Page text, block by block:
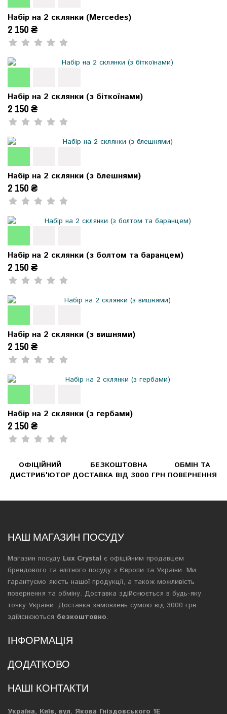
Набір на 2 склянки (Mercedes)
2 150 ₴
Набір на 2 склянки (з біткоїнами)
2 150 ₴
Набір на 2 склянки (з блешнями)
2 150 ₴
Набір на 2 склянки (з болтом та баранцем)
2 150 ₴
Набір на 2 склянки (з вишнями)
2 150 ₴
Набір на 2 склянки (з гербами)
2 150 ₴
ОФІЦІЙНИЙ
ДИСТРИБ'ЮТОР
БЕЗКОШТОВНА
ДОСТАВКА ВІД 3000 ГРН
ОБМІН ТА
ПОВЕРНЕННЯ
НАШ МАГАЗИН ПОСУДУ
Магазин посуду Lux Crystal є офіційним продавцем
брендового та елітного посуду з Європи та України. Ми
гарантуємо якість нашої продукції, а також можливість
повернення та обміну. Доставка здійснюється в будь-яку
точку України. Доставка замовлень сумою від 3000 грн
здійснюються безкоштовно.
ІНФОРМАЦІЯ
ДОДАТКОВО
НАШІ КОНТАКТИ
Україна, Київ, вул. Якова Гніздовського 1Е